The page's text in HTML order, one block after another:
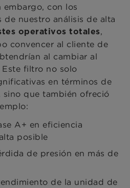
embargo, con los
de nuestro análisis de alta
operativos totales,
convencer al cliente de
al cambiar al
Este filtro no solo
en términos de
sino que también ofreció
A+ en eficiencia
posible
de presión en más de
de la unidad de